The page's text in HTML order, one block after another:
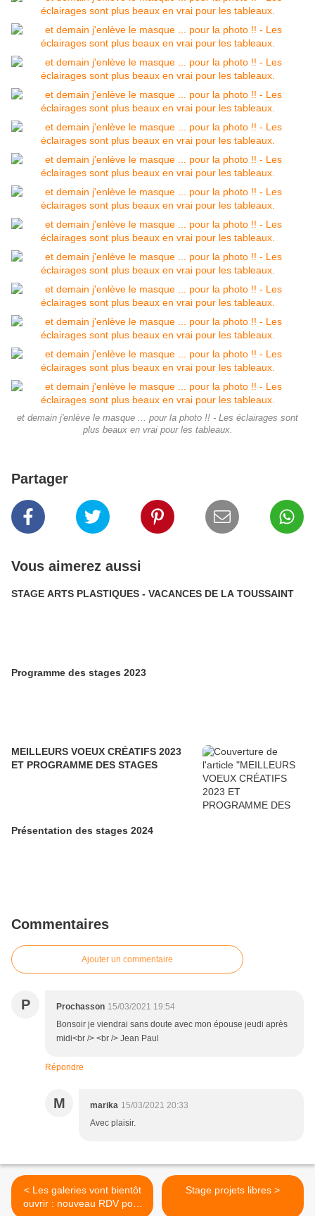
et demain j'enlève le masque ... pour la photo !! - Les éclairages sont
plus beaux en vrai pour les tableaux.
Partager
Vous aimerez aussi
STAGE ARTS PLASTIQUES - VACANCES DE LA TOUSSAINT
Programme des stages 2023
MEILLEURS VOEUX CRÉATIFS 2023
ET PROGRAMME DES STAGES
Présentation des stages 2024
Commentaires
Ajouter un commentaire
P Prochasson 15/03/2021 19:54
Bonsoir je viendrai sans doute avec mon épouse jeudi après
midi<br /> <br /> Jean Paul
Répondre
M marika 15/03/2021 20:33
Avec plaisir.
< Les galeries vont bientôt
ouvrir : nouveau RDV pour
Stage projets libres >